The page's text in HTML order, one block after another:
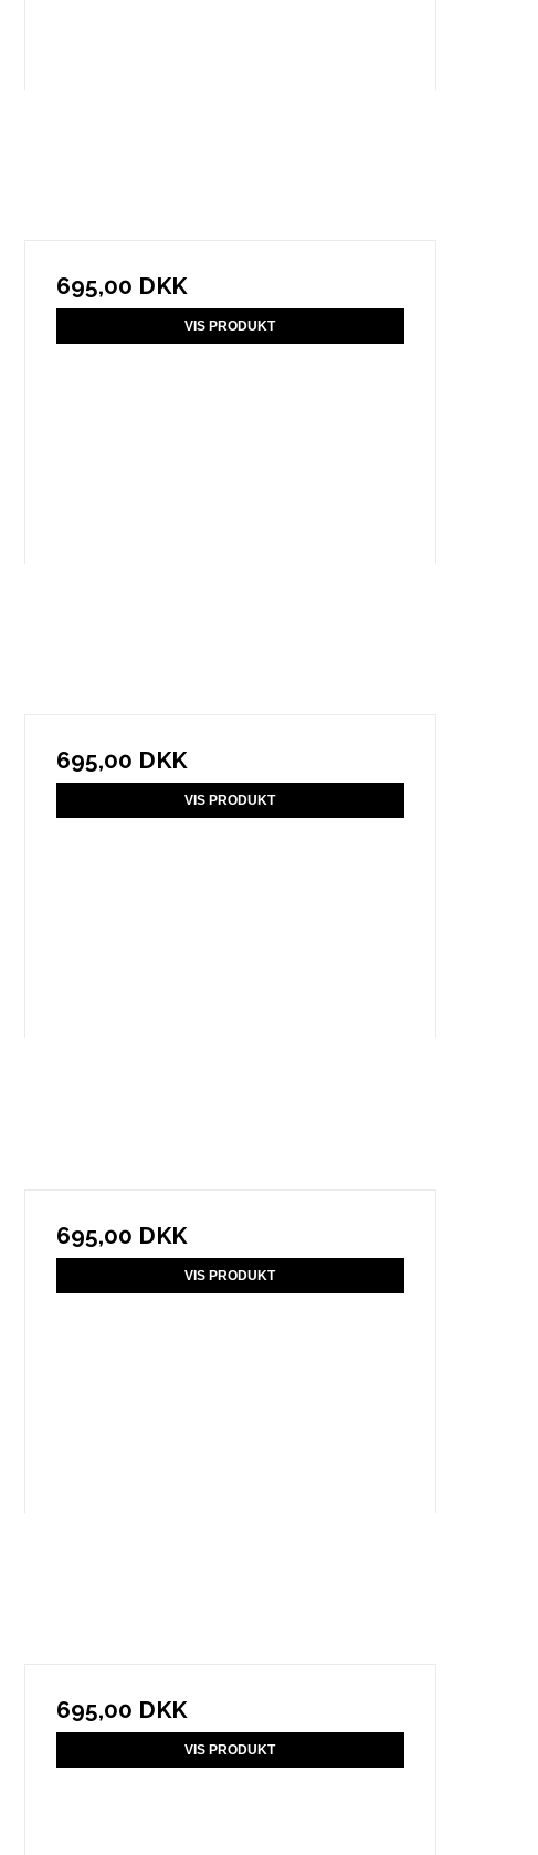
695,00 DKK
VIS PRODUKT
695,00 DKK
VIS PRODUKT
695,00 DKK
VIS PRODUKT
695,00 DKK
VIS PRODUKT